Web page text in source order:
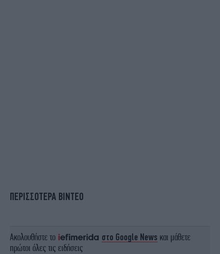
ΠΕΡΙΣΣΟΤΕΡΑ ΒΙΝΤΕΟ
Ακολουθήστε το στο Google News και μάθετε
πρώτοι όλες τις ειδήσεις